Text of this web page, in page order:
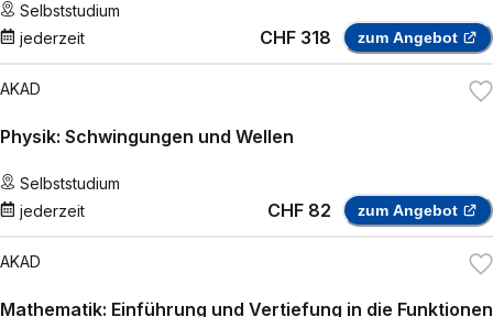
Selbststudium
jederzeit
CHF 318 zum Angebot
AKAD
Physik: Schwingungen und Wellen
Selbststudium
jederzeit
CHF 82 zum Angebot
AKAD
Mathematik: Einführung und Vertiefung in die Funktionen